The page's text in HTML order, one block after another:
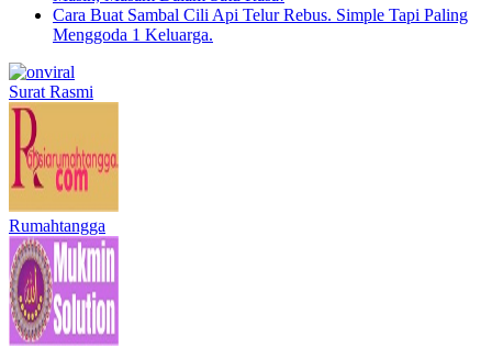
Cara Buat Sambal Cili Api Telur Rebus. Simple Tapi Paling
Menggoda 1 Keluarga.
Surat Rasmi
Rumahtangga